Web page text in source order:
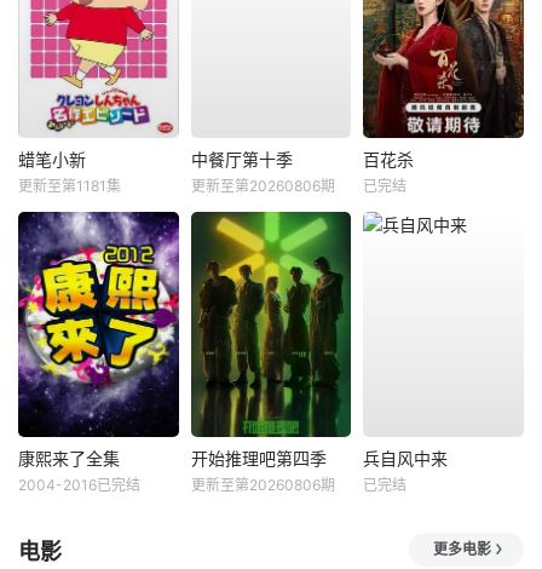
蜡笔小新
更新至第1181集
中餐厅第十季
更新至第20260806期
百花杀
已完结
康熙来了全集
2004-2016已完结
开始推理吧第四季
更新至第20260806期
兵自风中来
已完结
电影 更多电影